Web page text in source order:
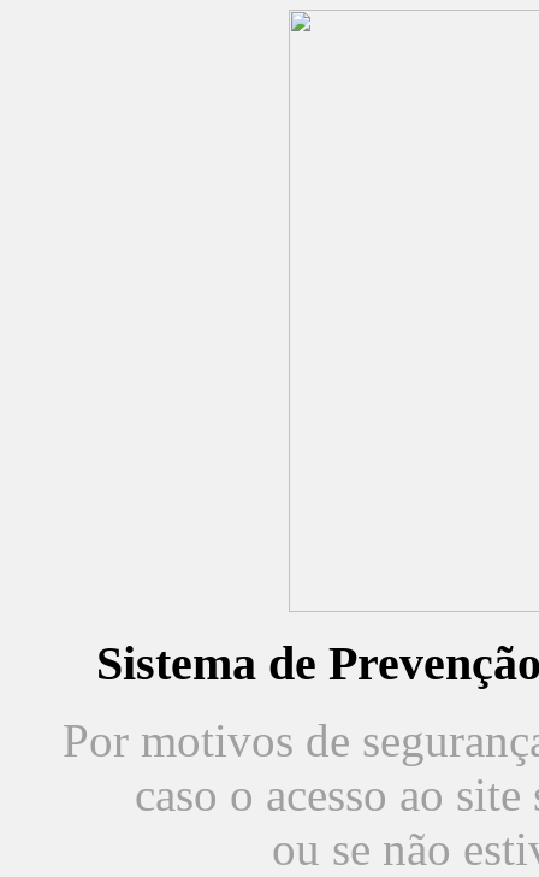
Sistema de
Por motivos de
caso o acesso ao
ou se não